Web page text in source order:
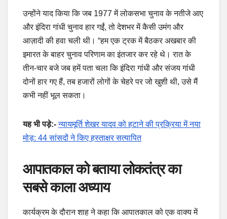
उन्होंने याद किया कि जब 1977 में लोकसभा चुनाव के नतीजे आए
और इंदिरा गांधी चुनाव हार गईं, तो देशभर में कैसी उमंग और
आज़ादी की हवा चली थी। “हम एक ट्रक में बैठकर अखबार की
इमारत के बाहर चुनाव परिणाम का इंतजार कर रहे थे। रात के
तीन-चार बजे जब हमें पता चला कि इंदिरा गांधी और संजय गांधी
दोनों हार गए हैं, तब हजारों लोगों के चेहरे पर जो खुशी थी, उसे मैं
कभी नहीं भूल सकता।
यह भी पड़े:- न्यायमूर्ति शेखर यादव को हटाने की प्रक्रिया में नया
मोड़: 44 सांसदों ने किए हस्ताक्षर सत्यापित
आपातकाल को बताया लोकतंत्र का
सबसे काला अध्याय
कार्यक्रम के दौरान शाह ने कहा कि आपातकाल को एक वाक्य में